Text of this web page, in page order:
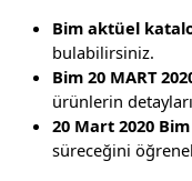
Bim aktüel
bulabilirsiniz.
Bim 20 MART
ürünlerin
20 Mart 2020
süreceğini